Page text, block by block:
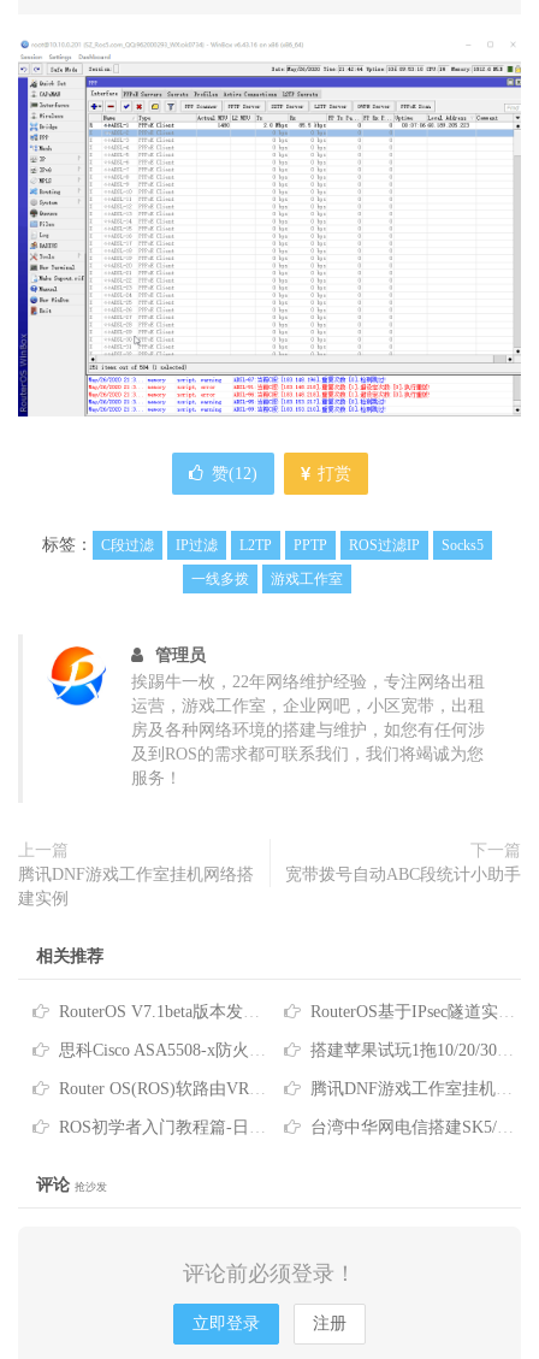
赞(12) 打赏
标签： C段过滤 IP过滤 L2TP PPTP ROS过滤IP
Socks5
一线多拨
游戏工作室
管理员
挨踢牛一枚，22年网络维护经验，专注网络出租
运营，游戏工作室，企业网吧，小区宽带，出租
房及各种网络环境的搭建与维护，如您有任何涉
及到ROS的需求都可联系我们，我们将竭诚为您
服务！
上一篇
腾讯DNF游戏工作室挂机网络搭
建实例
下一篇
宽带拨号自动ABC段统计小助手
相关推荐
RouterOS V7.1beta版本发布，又新增一重磅功能 RouterOS基于IPsec隧道实现局域网互访
思科Cisco ASA5508-x防火墙内部用户无法使用PPTP连接到VPN 搭建苹果试玩1拖10/20/30台无线路由方案一键批量修改SSID/MAC
Router OS(ROS)软路由VRRP随机生成MAC地址小助手 腾讯DNF游戏工作室挂机网络搭建实例
ROS初学者入门教程篇-日常基础管理 台湾中华网电信搭建SK5/PPTP代理游戏加速器实例
评论 抢沙发
评论前必须登录！
立即登录 注册